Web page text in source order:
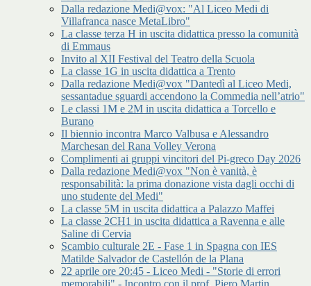
Dalla redazione Medi@vox: "Al Liceo Medi di
Villafranca nasce MetaLibro"
La classe terza H in uscita didattica presso la comunità
di Emmaus
Invito al XII Festival del Teatro della Scuola
La classe 1G in uscita didattica a Trento
Dalla redazione Medi@vox "Dantedì al Liceo Medi,
sessantadue sguardi accendono la Commedia nell’atrio"
Le classi 1M e 2M in uscita didattica a Torcello e
Burano
Il biennio incontra Marco Valbusa e Alessandro
Marchesan del Rana Volley Verona
Complimenti ai gruppi vincitori del Pi-greco Day 2026
Dalla redazione Medi@vox "Non è vanità, è
responsabilità: la prima donazione vista dagli occhi di
uno studente del Medi"
La classe 5M in uscita didattica a Palazzo Maffei
La classe 2CH1 in uscita didattica a Ravenna e alle
Saline di Cervia
Scambio culturale 2E - Fase 1 in Spagna con IES
Matilde Salvador de Castellón de la Plana
22 aprile ore 20:45 - Liceo Medi - "Storie di errori